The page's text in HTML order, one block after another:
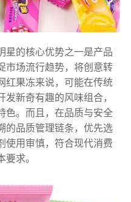
星的核心优势之一是产品
市场流行趋势，将创意转
红果冻来说，可能在传统
新奇有趣的风味组合，
色。而且，在品质与安全
的品质管理链条，优先选
使用审慎，符合现代消费
求。